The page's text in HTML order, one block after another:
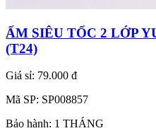
ẤM SIÊU TỐC 2 LỚP
(T24)
Giá sỉ: 79.000 đ
Mã SP: SP008857
Bảo hành: 1 THÁNG